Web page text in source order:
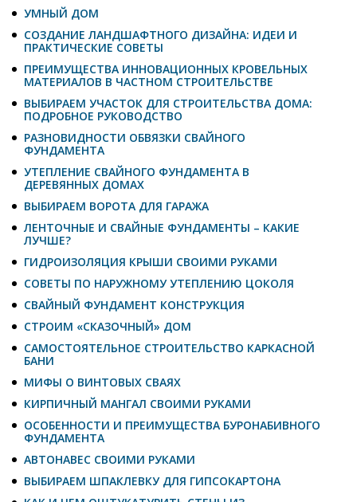
УМНЫЙ ДОМ
СОЗДАНИЕ ЛАНДШАФТНОГО ДИЗАЙНА: ИДЕИ И
ПРАКТИЧЕСКИЕ СОВЕТЫ
ПРЕИМУЩЕСТВА ИННОВАЦИОННЫХ КРОВЕЛЬНЫХ
МАТЕРИАЛОВ В ЧАСТНОМ СТРОИТЕЛЬСТВЕ
ВЫБИРАЕМ УЧАСТОК ДЛЯ СТРОИТЕЛЬСТВА ДОМА:
ПОДРОБНОЕ РУКОВОДСТВО
РАЗНОВИДНОСТИ ОБВЯЗКИ СВАЙНОГО
ФУНДАМЕНТА
УТЕПЛЕНИЕ СВАЙНОГО ФУНДАМЕНТА В
ДЕРЕВЯННЫХ ДОМАХ
ВЫБИРАЕМ ВОРОТА ДЛЯ ГАРАЖА
ЛЕНТОЧНЫЕ И СВАЙНЫЕ ФУНДАМЕНТЫ – КАКИЕ
ЛУЧШЕ?
ГИДРОИЗОЛЯЦИЯ КРЫШИ СВОИМИ РУКАМИ
СОВЕТЫ ПО НАРУЖНОМУ УТЕПЛЕНИЮ ЦОКОЛЯ
СВАЙНЫЙ ФУНДАМЕНТ КОНСТРУКЦИЯ
СТРОИМ «СКАЗОЧНЫЙ» ДОМ
САМОСТОЯТЕЛЬНОЕ СТРОИТЕЛЬСТВО КАРКАСНОЙ
БАНИ
МИФЫ О ВИНТОВЫХ СВАЯХ
КИРПИЧНЫЙ МАНГАЛ СВОИМИ РУКАМИ
ОСОБЕННОСТИ И ПРЕИМУЩЕСТВА БУРОНАБИВНОГО
ФУНДАМЕНТА
АВТОНАВЕС СВОИМИ РУКАМИ
ВЫБИРАЕМ ШПАКЛЕВКУ ДЛЯ ГИПСОКАРТОНА